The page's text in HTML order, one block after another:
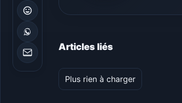
Articles liés
Plus rien à charger